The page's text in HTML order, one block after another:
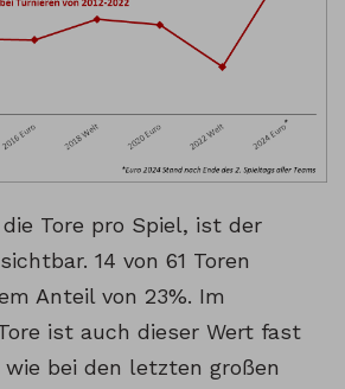
Tore pro Spiel, ist der
14 von 61 Toren
Anteil von 23%. Im
ist auch dieser Wert fast
bei den letzten großen